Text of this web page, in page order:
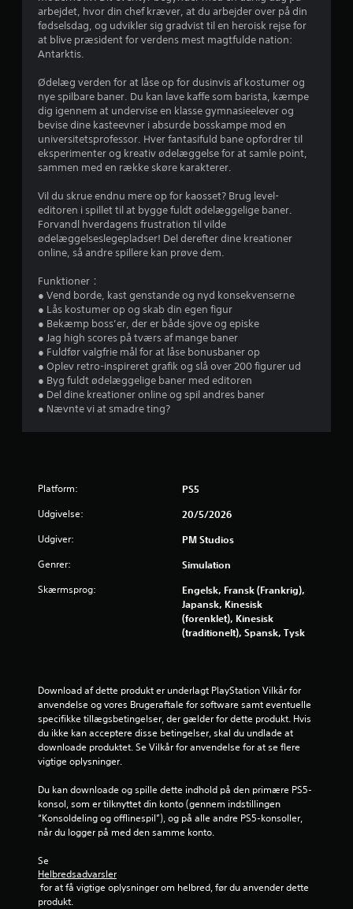
d
e
i
n
g
r
3
3
s
u
d
f
f
e
s
t
e
arbejdet, hvor din chef kræver, at du arbejder over på din
fødselsdag, og udvikler sig gradvist til en heroisk rejse for
at blive præsident for verdens mest magtfulde nation:
Antarktis.
Ødelæg verden for at låse op for dusinvis af kostumer og
nye spilbare baner. Du kan lave kaffe som barista, kæmpe
dig igennem at undervise en klasse gymnasieelever og
bevise dine kasteevner i absurde bosskampe mod en
universitetsprofessor. Hver fantasifuld bane opfordrer til
eksperimenter og kreativ ødelæggelse for at samle point,
sammen med en række skøre karakterer.
Vil du skrue endnu mere op for kaosset? Brug level-
editoren i spillet til at bygge fuldt ødelæggelige baner.
Forvandl hverdagens frustration til vilde
ødelæggelseslegepladser! Del derefter dine kreationer
online, så andre spillere kan prøve dem.
Funktioner：
● Vend borde, kast genstande og nyd konsekvenserne
● Lås kostumer op og skab din egen figur
● Bekæmp boss’er, der er både sjove og episke
● Jag high scores på tværs af mange baner
● Fuldfør valgfrie mål for at låse bonusbaner op
● Oplev retro-inspireret grafik og slå over 200 figurer ud
● Byg fuldt ødelæggelige baner med editoren
● Del dine kreationer online og spil andres baner
● Nævnte vi at smadre ting?
Platform: PS5
Udgivelse: 20/5/2026
Udgiver: PM Studios
Genrer: Simulation
Skærmsprog:
Engelsk, Fransk (Frankrig),
Japansk, Kinesisk
(forenklet), Kinesisk
(traditionelt), Spansk, Tysk
Download af dette produkt er underlagt PlayStation Vilkår for
anvendelse og vores Brugeraftale for software samt eventuelle
specifikke tillægsbetingelser, der gælder for dette produkt. Hvis
du ikke kan acceptere disse betingelser, skal du undlade at
downloade produktet. Se Vilkår for anvendelse for at se flere
vigtige oplysninger.
Du kan downloade og spille dette indhold på den primære PS5-
konsol, som er tilknyttet din konto (gennem indstillingen
“Konsoldeling og offlinespil”), og på alle andre PS5-konsoller,
når du logger på med den samme konto.
Se
Helbredsadvarsler
produkt.